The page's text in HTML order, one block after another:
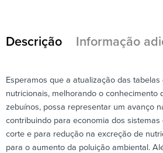
Descrição Informação
Esperamos que a atualização das tabelas
nutricionais, melhorando o conhecimento
zebuínos, possa representar um avanço
contribuindo para economia dos
corte e para redução na excreção de
para o aumento da poluição ambiental.